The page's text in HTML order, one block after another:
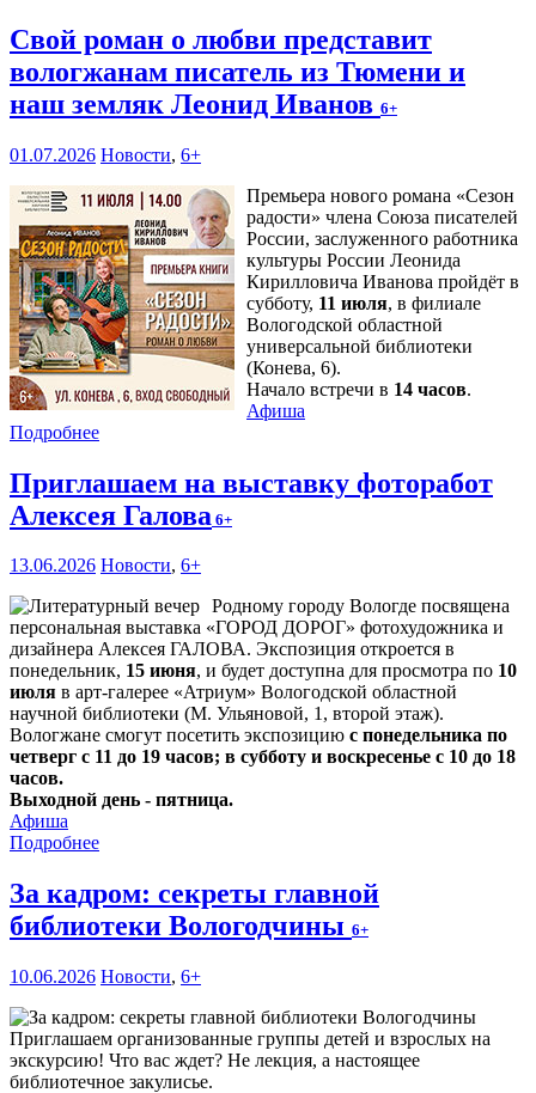
Свой роман о любви представит
вологжанам писатель из Тюмени и
наш земляк Леонид Иванов 6+
01.07.2026 Новости, 6+
Премьера нового романа «Сезон
радости» члена Союза писателей
России, заслуженного работника
культуры России Леонида
Кирилловича Иванова пройдёт в
субботу, 11 июля, в филиале
Вологодской областной
универсальной библиотеки
(Конева, 6).
Начало встречи в 14 часов.
Афиша
Подробнее
Приглашаем на выставку фоторабот
Алексея Галова 6+
13.06.2026 Новости, 6+
Родному городу Вологде посвящена
персональная выставка «ГОРОД ДОРОГ» фотохудожника и
дизайнера Алексея ГАЛОВА. Экспозиция откроется в
понедельник, 15 июня, и будет доступна для просмотра по 10
июля в арт-галерее «Атриум» Вологодской областной
научной библиотеки (М. Ульяновой, 1, второй этаж).
Вологжане смогут посетить экспозицию с понедельника по
четверг с 11 до 19 часов; в субботу и воскресенье с 10 до 18
часов.
Выходной день - пятница.
Афиша
Подробнее
За кадром: секреты главной
библиотеки Вологодчины 6+
10.06.2026 Новости, 6+
Приглашаем организованные группы детей и взрослых на
экскурсию! Что вас ждет? Не лекция, а настоящее
библиотечное закулисье.